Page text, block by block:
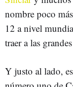
nombre poco
12 a nivel
traer a las
Y justo al lado,